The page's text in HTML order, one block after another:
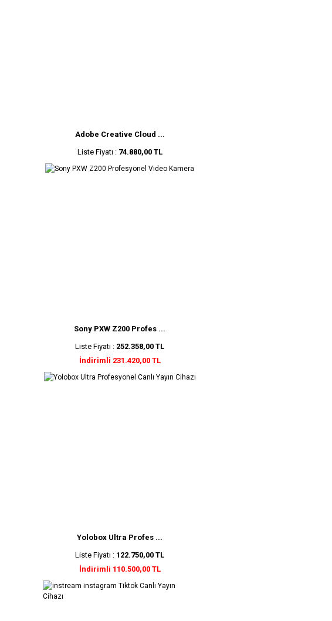
Adobe Creative Cloud ...
Liste Fiyatı : 74.880,00 TL
Sony PXW Z200 Profes ...
Liste Fiyatı : 252.358,00 TL
İndirimli 231.420,00 TL
Yolobox Ultra Profes ...
Liste Fiyatı : 122.750,00 TL
İndirimli 110.500,00 TL